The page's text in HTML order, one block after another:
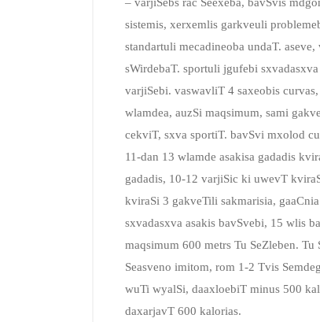
sistemis, xerxemlis garkveuli
standartuli mecadineoba undaT.
sWirdebaT. sportuli jgufebi
varjiSebi. vaswavliT 4 saxeobis
wlamdea, auzSi maqsimum, sami
cekviT, sxva sportiT. bavSvi mxolod
11-dan 13 wlamde asakisa gadadis
gadadis, 10-12 varjiSic ki uwevT
kviraSi 3 gakveTili sakmarisia,
sxvadasxva asakis bavSvebi, 15 wlis
maqsimum 600 metrs Tu SeZleben.
Seasveno imitom, rom 1-2 Tvis
wuTi wyalSi, daaxloebiT minus 500
daxarjavT 600 kalorias.